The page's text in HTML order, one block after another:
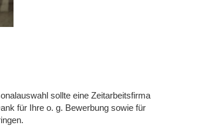
sollte eine Zeitarbeitsfirma
für Ihre o. g. Bewerbung sowie für